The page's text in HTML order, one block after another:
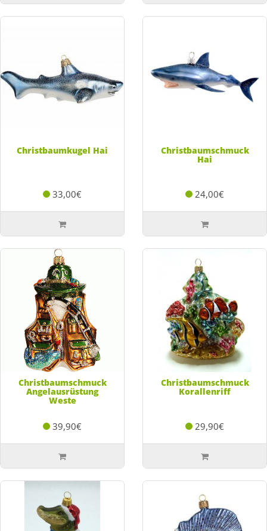
Christbaumkugel Hai
33,00€
Christbaumschmuck
Hai
24,00€
Christbaumschmuck
Angelausrüstung
Weste
39,90€
Christbaumschmuck
Korallenriff
29,90€